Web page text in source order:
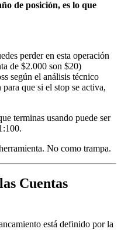
de posición, es lo que
perder en esta operación
de $2.000 son $20)
según el análisis técnico
que si el stop se activa,
terminas usando puede ser
No como trampa.
Cuentas
está definido por la